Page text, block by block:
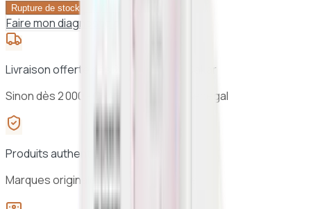
Rupture de stock
Faire mon diagnostic peau
Livraison offerte dès 25 000 F CFA à Dakar
Sinon dès 2 000 F CFA · 24h à 48h au Sénégal
Produits authentiques
Marques originales, sélection vérifiée